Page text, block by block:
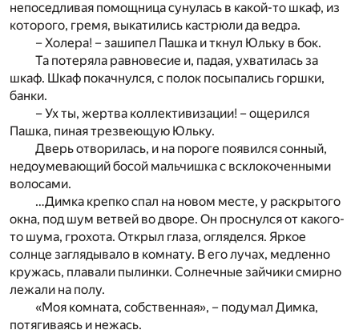
непоседливая помощница сунулась в какой-то шкаф, из
которого, гремя, выкатились кастрюли да ведра.
– Холера! – зашипел Пашка и ткнул Юльку в бок.
Та потеряла равновесие и, падая, ухватилась за
шкаф. Шкаф покачнулся, с полок посыпались горшки,
банки.
– Ух ты, жертва коллективизации! – ощерился
Пашка, пиная трезвеющую Юльку.
Дверь отворилась, и на пороге появился сонный,
недоумевающий босой мальчишка с всклокоченными
волосами.
…Димка крепко спал на новом месте, у раскрытого
окна, под шум ветвей во дворе. Он проснулся от какого-
то шума, грохота. Открыл глаза, огляделся. Яркое
солнце заглядывало в комнату. В его лучах, медленно
кружась, плавали пылинки. Солнечные зайчики смирно
лежали на полу.
«Моя комната, собственная», – подумал Димка,
потягиваясь и нежась.